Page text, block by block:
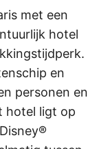
met een
hotel
en
personen en
hotel ligt op